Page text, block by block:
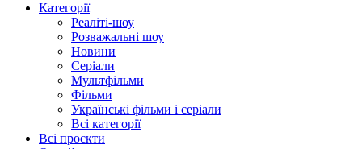
Категорії
Реаліті-шоу
Розважальні шоу
Новини
Серіали
Мультфільми
Фільми
Українські фільми і серіали
Всі категорії
Всі проєкти